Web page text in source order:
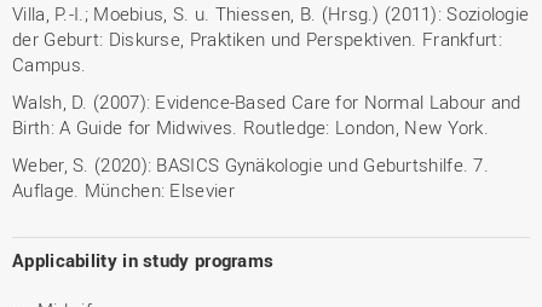
Villa, P.-I.; Moebius, S. u. Thiessen, B. (Hrsg.) (2011): Soziologie
der Geburt: Diskurse, Praktiken und Perspektiven. Frankfurt:
Campus.
Walsh, D. (2007): Evidence-Based Care for Normal Labour and
Birth: A Guide for Midwives. Routledge: London, New York.
Weber, S. (2020): BASICS Gynäkologie und Geburtshilfe. 7.
Auflage. München: Elsevier
Applicability in study programs